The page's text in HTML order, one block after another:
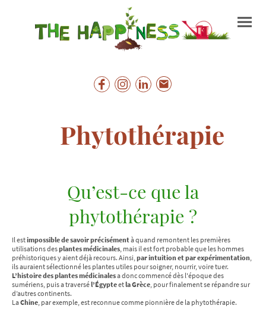
Phytothérapie
Qu’est-ce que la
phytothérapie ?
Il estimpossible de savoir précisémentà quand remontent les premières
utilisations desplantes médicinales, mais il est fort probable que les hommes
préhistoriques y aient déjà recours. Ainsi,par intuition et par expérimentation,
ils auraient sélectionné les plantes utiles pour soigner, nourrir, voire tuer.
L’histoire des plantes médicinalesa donc commencé dès l'époque des
sumériens, puis a traversél’Égypteetla Grèce, pour finalement se répandre sur
d’autres continents.
LaChine, par exemple, est reconnue comme pionnière de la phytothérapie.